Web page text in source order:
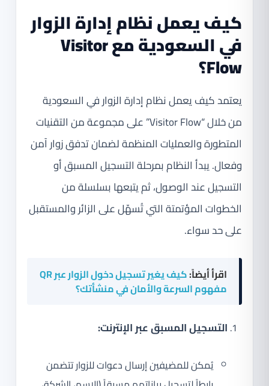
كيف يعمل نظام إدارة الزوار
في السعودية مع Visitor
Flow؟
يعتمد كيف يعمل نظام إدارة الزوار في السعودية
من خلال “Visitor Flow” على مجموعة من التقنيات
المتطورة والعمليات المنظمة لضمان تدفق زوار آمن
وفعال. يبدأ النظام بمرحلة التسجيل المسبق أو
التسجيل عند الوصول، ثم يتبعها بسلسلة من
الخطوات المؤتمتة التي تُسهّل على الزائر والمستقبل
على حد سواء.
اقرأ أيضاً:
كيف يغير تسجيل دخول الزوار عبر QR
مفهوم السرعة والأمان في منشأتك؟
التسجيل المسبق عبر الإنترنت:
يُمكن للمضيفين إرسال دعوات للزوار تتضمن